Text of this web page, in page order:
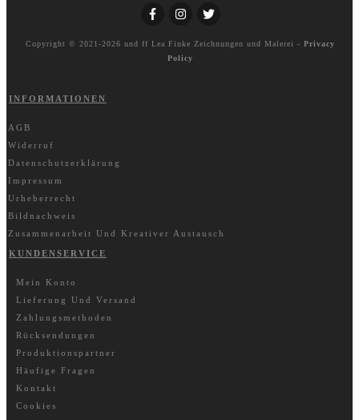
Copyright © 2021-2026 und ff Lea Finke Zeichnungen und Malerei - Privacy
Policy
INFORMATIONEN
AGB
Widerruf
Datenschutzerklärung
Impressum
Urheberrecht
Bildnachweis
Zusammenarbeit Und Kreativer Austausch
KUNDENSERVICE
Mein Konto
Lieferung Und Versand
Zahlungsmethoden
Rücksendungen
Produktionspartner
Häufige Fragen
Kontakt
Cookies